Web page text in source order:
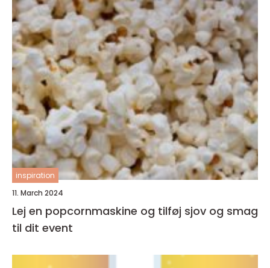
inspiration
11. March 2024
Lej en popcornmaskine og tilføj sjov og smag
til dit event